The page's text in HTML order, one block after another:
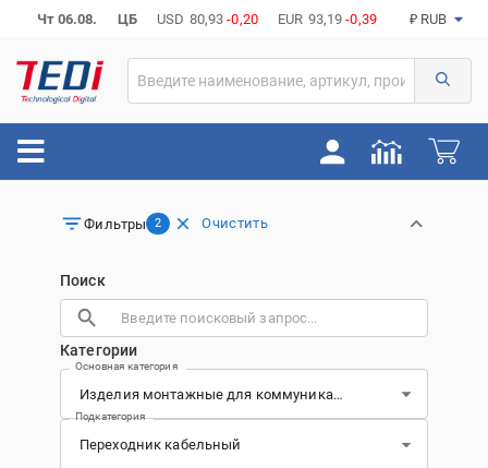
Чт 06.08. ЦБ USD 80,93 -0,20 EUR 93,19 -0,39 ₽ RUB
Фильтры 2 Очистить
Поиск
Категории
Основная категория
Подкатегория